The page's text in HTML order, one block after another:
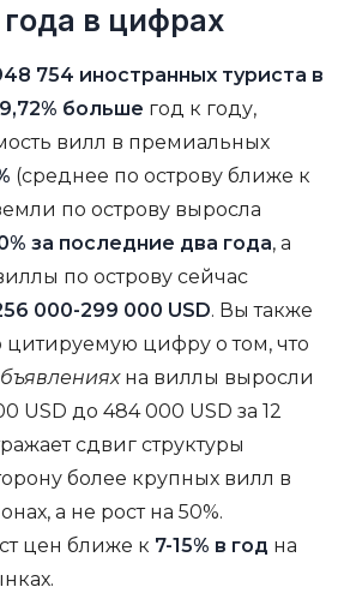
в цифрах
754 иностранных туриста в
больше год к году,
вилл в премиальных
(среднее по острову ближе к
по острову выросла
за последние два года, а
по острову сейчас
000-299 000 USD. Вы также
цитируемую цифру о том, что
на виллы выросли
USD до 484 000 USD за 12
сдвиг структуры
более крупных вилл в
а не рост на 50%.
цен ближе к 7-15% в год на